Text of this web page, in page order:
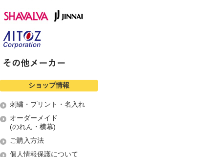
ショップ情報
刺繍・プリント・名入れ
オーダーメイド
(のれん・横幕)
ご購入方法
個人情報保護について